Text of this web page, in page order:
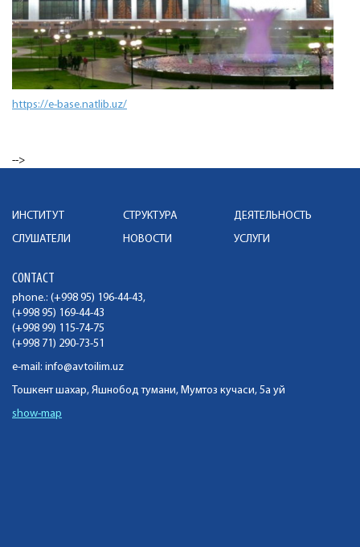
https://e-base.natlib.uz/
-->
ИНСТИТУТ СТРУКТУРА
ДЕЯТЕЛЬНОСТЬ
СЛУШАТЕЛИ
НОВОСТИ УСЛУГИ
CONTACT
phone.: (+998 95) 196-44-43,
(+998 95) 169-44-43
(+998 99) 115-74-75
(+998 71) 290-73-51
e-mail: info@avtoilim.uz
Тошкент шахар, Яшнобод тумани, Мумтоз кучаси, 5а уй
show-map